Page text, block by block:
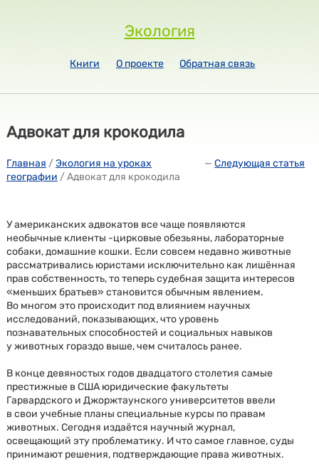
Экология
Книги О проекте Обратная связь
Адвокат для крокодила
Главная / —Следующая статья
Экология на уроках
географии / Адвокат для крокодила
У американских адвокатов все чаще появляются
необычные клиенты -цирковые обезьяны, лабораторные
собаки, домашние кошки. Если совсем недавно животные
рассматривались юристами исключительно как лишённая
прав собственность, то теперь судебная защита интересов
«меньших братьев» становится обычным явлением.
Во многом это происходит под влиянием научных
исследований, показывающих, что уровень
познавательных способностей и социальных навыков
у животных гораздо выше, чем считалось ранее.
В конце девяностых годов двадцатого столетия самые
престижные в США юридические факультеты
Гарвардского и Джоржтаунского университетов ввели
в свои учебные планы специальные курсы по правам
животных. Сегодня издаётся научный журнал,
освещающий эту проблематику. И что самое главное, суды
принимают решения, подтверждающие права животных.